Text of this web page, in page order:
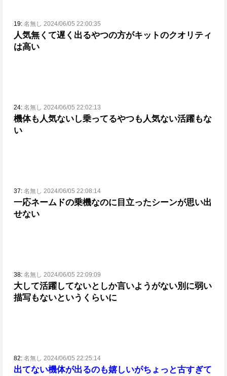
19: 名無し 2024/06/05 22:00:35
人気無くて遅く出るやつの方がキットのクオリティ
は高い
24: 名無し 2024/06/05 22:02:13
機体も人気ないし乗ってるやつも人気ない活躍もな
い
37: 名無し 2024/06/05 22:08:14
一応ネームドの乗機なのに目立ったシーンが思い出
せない
38: 名無し 2024/06/05 22:09:09
大して活躍してないとしか言いようがない別に弱い
描写もないというくらいに
82: 名無し 2024/06/05 22:25:14
出てない機体が出るのも嬉しいがちょっと古すぎて